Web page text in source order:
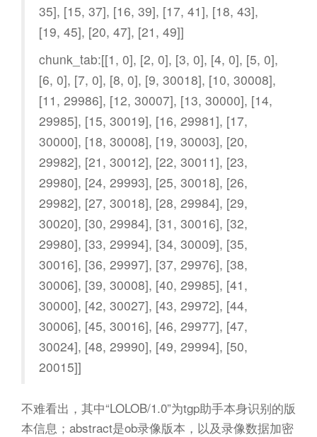
35], [15, 37], [16, 39], [17, 41], [18, 43],
[19, 45], [20, 47], [21, 49]]
chunk_tab:[[1, 0], [2, 0], [3, 0], [4, 0], [5, 0],
[6, 0], [7, 0], [8, 0], [9, 30018], [10, 30008],
[11, 29986], [12, 30007], [13, 30000], [14,
29985], [15, 30019], [16, 29981], [17,
30000], [18, 30008], [19, 30003], [20,
29982], [21, 30012], [22, 30011], [23,
29980], [24, 29993], [25, 30018], [26,
29982], [27, 30018], [28, 29984], [29,
30020], [30, 29984], [31, 30016], [32,
29980], [33, 29994], [34, 30009], [35,
30016], [36, 29997], [37, 29976], [38,
30006], [39, 30008], [40, 29985], [41,
30000], [42, 30027], [43, 29972], [44,
30006], [45, 30016], [46, 29977], [47,
30024], [48, 29990], [49, 29994], [50,
20015]]
不难看出，其中“LOLOB/1.0”为tgp助手本身识别的版
本信息；abstract是ob录像版本，以及录像数据加密